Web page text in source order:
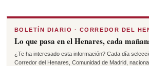
BOLETÍN DIARIO · CORREDOR DEL
Lo que pasa en el Henares, cada
¿Te ha interesado esta información? Cada día
Corredor del Henares, Comunidad de Madrid,